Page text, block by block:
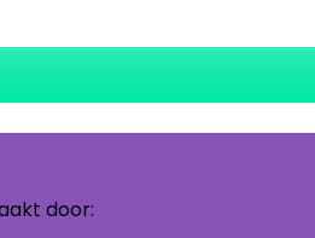
door: